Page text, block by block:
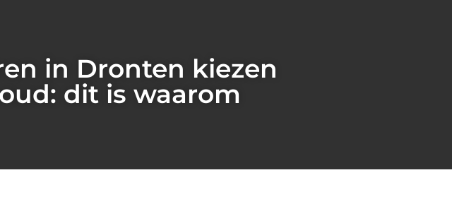
in Dronten kiezen
dit is waarom